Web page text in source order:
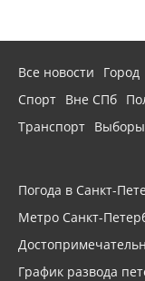
Все новости Город
Спорт Вне СПб
Транспорт
Погода в Санкт-
Метро Санкт-
График развода